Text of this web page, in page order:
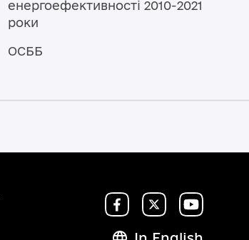
енергоефективності 2010-2021
роки
ОСББ